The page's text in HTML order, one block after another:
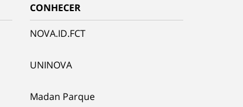
CONHECER
NOVA.ID.FCT
UNINOVA
Madan Parque